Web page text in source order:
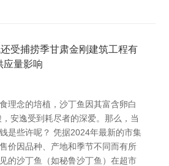
受捕捞季甘肃金刚建筑工程有
应量影响
理念的培植，沙丁鱼因其富含卵白
安逸受到耗尽者的深爱。那么，当
是些许呢？ 凭据2024年最新的市集
价因品种、产地和季节不同而有所
的沙丁鱼（如秘鲁沙丁鱼）在超市